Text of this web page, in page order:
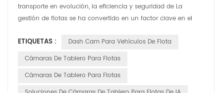
transporte en evolución, la eficiencia y seguridad de La
gestión de flotas se ha convertido en un factor clave en el
los avances tecnológicos, las cámaras de tablero inteligentes
tienen transformado de simples herramientas de grabación
ETIQUETAS :
Dash Cam Para Vehículos De Flota
Cámaras De Tablero Para Flotas
Cámaras De Tablero Para Flotas